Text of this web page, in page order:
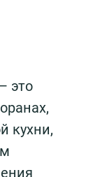
это
кухни,